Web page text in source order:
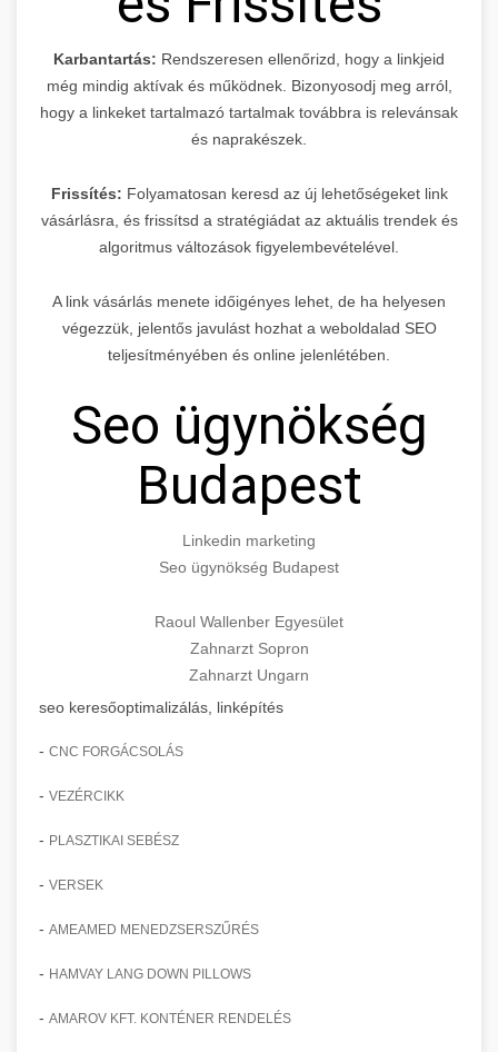
Karbantartás: Rendszeresen ellenőrizd, hogy a linkjeid
még mindig aktívak és működnek. Bizonyosodj meg arról,
hogy a linkeket tartalmazó tartalmak továbbra is relevánsak
és naprakészek.
Frissítés: Folyamatosan keresd az új lehetőségeket link
vásárlásra, és frissítsd a stratégiádat az aktuális trendek és
algoritmus változások figyelembevételével.
A link vásárlás menete időigényes lehet, de ha helyesen
végezzük, jelentős javulást hozhat a weboldalad SEO
teljesítményében és online jelenlétében.
Seo ügynökség
Budapest
Linkedin marketing
Seo ügynökség Budapest
Raoul Wallenber Egyesület
Zahnarzt Sopron
Zahnarzt Ungarn
seo keresőoptimalizálás, linképítés
- CNC FORGÁCSOLÁS
- VEZÉRCIKK
- PLASZTIKAI SEBÉSZ
- VERSEK
- AMEAMED MENEDZSERSZŰRÉS
- HAMVAY LANG DOWN PILLOWS
- AMAROV KFT. KONTÉNER RENDELÉS